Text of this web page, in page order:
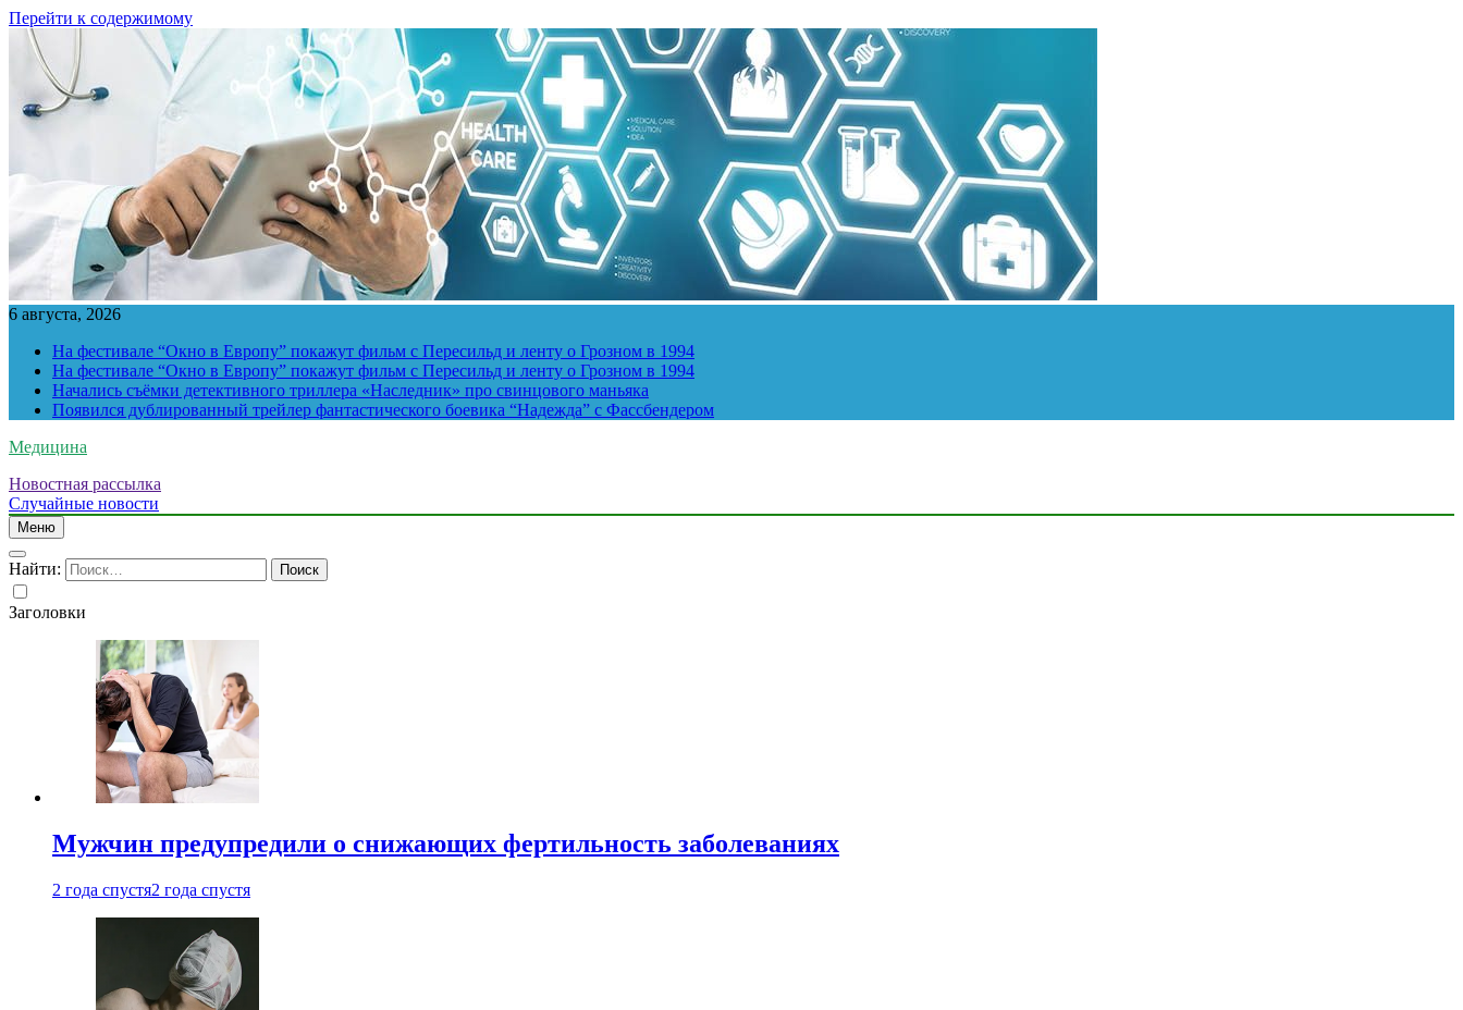
Перейти к содержимому
6 августа, 2026
На фестивале “Окно в Европу” покажут фильм с Пересильд и ленту о Грозном в 1994
На фестивале “Окно в Европу” покажут фильм с Пересильд и ленту о Грозном в 1994
Начались съёмки детективного триллера «Наследник» про свинцового маньяка
Появился дублированный трейлер фантастического боевика “Надежда” с Фассбендером
Медицина
Новостная рассылка
Случайные новости
Меню
Найти:
Заголовки
Мужчин предупредили о снижающих фертильность заболеваниях
2 года спустя2 года спустя